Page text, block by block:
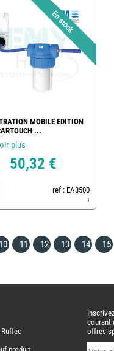
MOBILE EDITION
...
plus
50,32 €
ref : EA3500
1
10 11 12 13 14 15
courant
offres